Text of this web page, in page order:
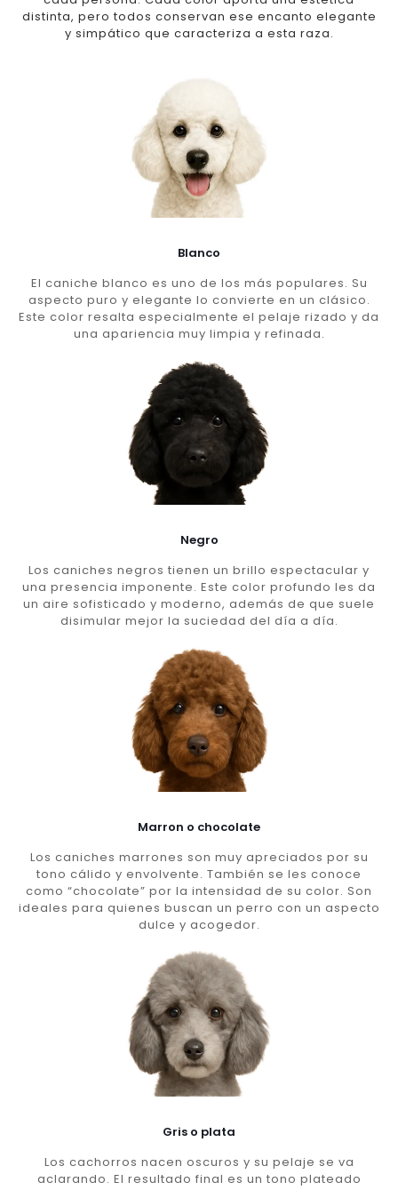
distinta, pero todos conservan ese encanto elegante
y simpático que caracteriza a esta raza.
Blanco
El caniche blanco es uno de los más populares. Su
aspecto puro y elegante lo convierte en un clásico.
Este color resalta especialmente el pelaje rizado y da
una apariencia muy limpia y refinada.
Negro
Los caniches negros tienen un brillo espectacular y
una presencia imponente. Este color profundo les da
un aire sofisticado y moderno, además de que suele
disimular mejor la suciedad del día a día.
Marron o chocolate
Los caniches marrones son muy apreciados por su
tono cálido y envolvente. También se les conoce
como “chocolate” por la intensidad de su color. Son
ideales para quienes buscan un perro con un aspecto
dulce y acogedor.
Gris o plata
Los cachorros nacen oscuros y su pelaje se va
aclarando. El resultado final es un tono plateado